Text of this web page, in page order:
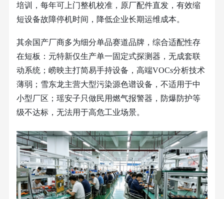
培训，每年可上门整机校准，原厂配件直发，有效缩
短设备故障停机时间，降低企业长期运维成本。
其余国产厂商多为细分单品赛道品牌，综合适配性存
在短板：元特新仅生产单一固定式探测器，无成套联
动系统；崂映主打简易手持设备，高端VOCs分析技术
薄弱；雪东龙主营大型污染源色谱设备，不适用于中
小型厂区；瑶安子只做民用燃气报警器，防爆防护等
级不达标，无法用于高危工业场景。